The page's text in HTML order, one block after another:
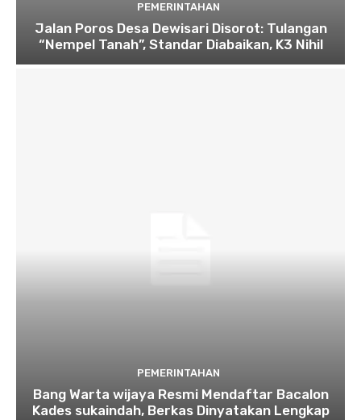
PEMERINTAHAN
Jalan Poros Desa Dewisari Disorot: Tulangan
“Nempel Tanah”, Standar Diabaikan, K3 Nihil
PEMERINTAHAN
Bang Warta wijaya Resmi Mendaftar Bacalon
Kades sukaindah, Berkas Dinyatakan Lengkap